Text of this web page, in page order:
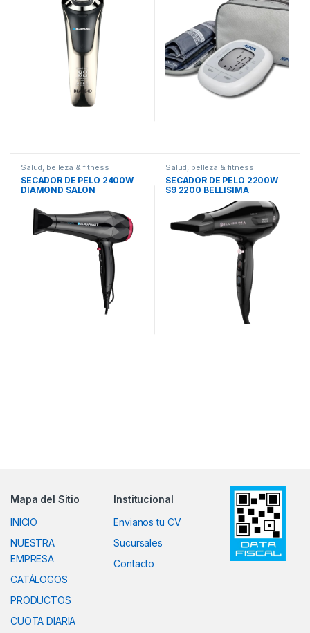
Salud, belleza & fitness
SECADOR DE PELO 2400W
DIAMOND SALON
Salud, belleza & fitness
SECADOR DE PELO 2200W
S9 2200 BELLISIMA
Mapa del Sitio
INICIO
NUESTRA
EMPRESA
CATÁLOGOS
PRODUCTOS
CUOTA DIARIA
Institucional
Envianos tu CV
Sucursales
Contacto